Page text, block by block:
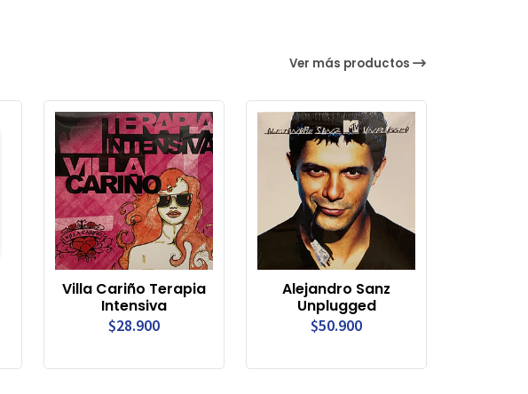
Ver más productos
Villa Cariño Terapia
Intensiva
$28.900
Alejandro Sanz
Unplugged
$50.900